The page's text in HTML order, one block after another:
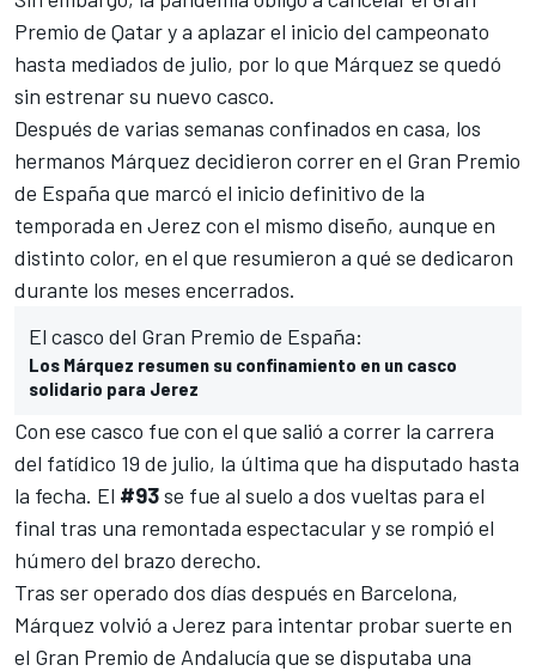
Premio de Qatar y a aplazar el inicio del campeonato
hasta mediados de julio, por lo que Márquez se quedó
sin estrenar su nuevo casco.
Después de varias semanas confinados en casa, los
hermanos Márquez decidieron correr en el Gran Premio
de España que marcó el inicio definitivo de la
temporada en Jerez con el mismo diseño, aunque en
distinto color, en el que resumieron a qué se dedicaron
durante los meses encerrados.
El casco del Gran Premio de España:
Los Márquez resumen su confinamiento en un casco
solidario para Jerez
Con ese casco fue con el que salió a correr la carrera
del fatídico 19 de julio, la última que ha disputado hasta
la fecha. El #93se fue al suelo a dos vueltas para el
final tras una remontada espectacular y se rompió el
húmero del brazo derecho.
Tras ser operado dos días después en Barcelona,
Márquez volvió a Jerez para intentar probar suerte en
el Gran Premio de Andalucía que se disputaba una